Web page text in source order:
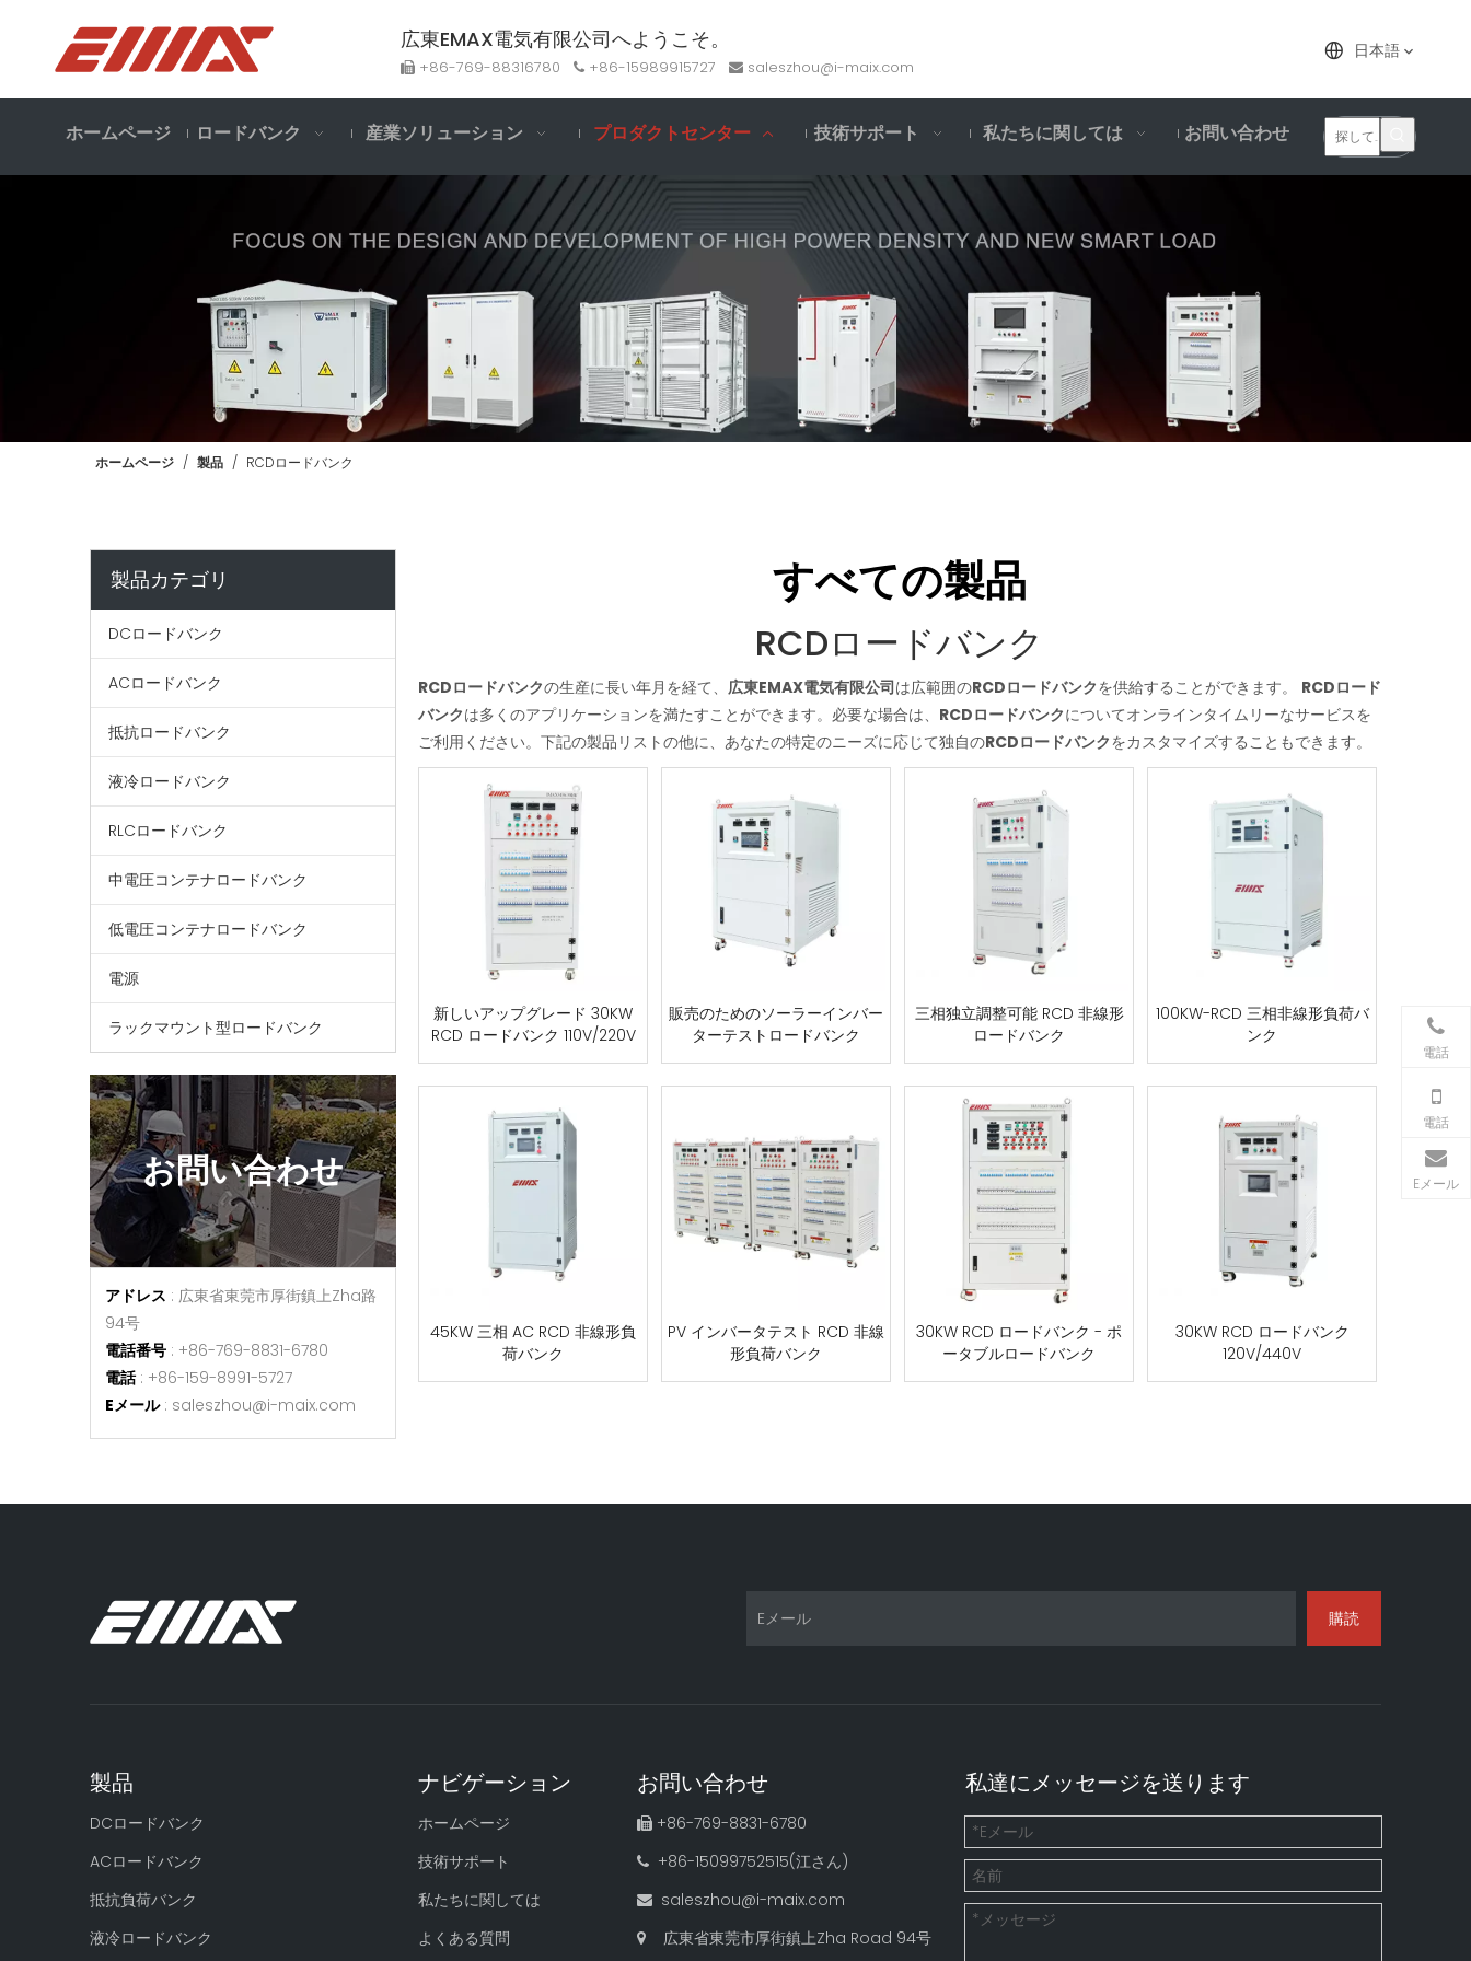
広東EMAX電気有限公司へようこそ。
 +86-769-88316780  +86-15989915727  saleszhou@i-maix.com
日本語
ホームページ ロードバンク 産業ソリューション プロダクトセンター 技術サポート 私たちに関しては お問い合わせ
ホームページ / 製品 / RCDロードバンク
製品カテゴリ
DCロードバンク
ACロードバンク
抵抗ロードバンク
液冷ロードバンク
RLCロードバンク
中電圧コンテナロードバンク
低電圧コンテナロードバンク
電源
ラックマウント型ロードバンク
お問い合わせ
アドレス : 広東省東莞市厚街鎮上Zha路
94号
電話番号 : +86-769-8831-6780
電話: +86-159-8991-5727
Eメール: saleszhou@i-maix.com
すべての製品
RCDロードバンク
RCDロードバンクの生産に長い年月を経て、 広東EMAX電気有限公司は広範囲のRCDロードバンクを供給することができます。 RCDロード
バンクは多くのアプリケーションを満たすことができます。必要な場合は、 RCDロードバンクについてオンラインタイムリーなサービスを
ご利用ください。下記の製品リストの他に、あなたの特定のニーズに応じて独自のRCDロードバンクをカスタマイズすることもできます。
新しいアップグレード 30KW
RCD ロードバンク 110V/220V
販売のためのソーラーインバー
ターテストロードバンク
三相独立調整可能 RCD 非線形
ロードバンク
100KW-RCD 三相非線形負荷バ
ンク
45KW 三相 AC RCD 非線形負
荷バンク
PV インバータテスト RCD 非線
形負荷バンク
30KW RCD ロードバンク - ポ
ータブルロードバンク
30KW RCD ロードバンク
120V/440V
購読
製品
DCロードバンク
ACロードバンク
抵抗負荷バンク
液冷ロードバンク
ナビゲーション
ホームページ
技術サポート
私たちに関しては
よくある質問
お問い合わせ
 +86-769-8831-6780
 +86-15099752515(江さん)
 saleszhou@i-maix.com
 広東省東莞市厚街鎮上Zha Road 94号
私達にメッセージを送ります
電話
電話
Eメール